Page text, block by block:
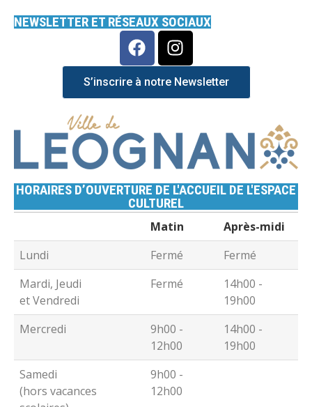
NEWSLETTER ET RÉSEAUX SOCIAUX
S’inscrire à notre Newsletter
HORAIRES D’OUVERTURE DE L'ACCUEIL DE L'ESPACE
CULTUREL
Matin
Après-midi
Lundi
Fermé
Fermé
Mardi, Jeudi
et Vendredi
Fermé
14h00 -
19h00
Mercredi
9h00 -
12h00
14h00 -
19h00
Samedi
(hors vacances
9h00 -
12h00